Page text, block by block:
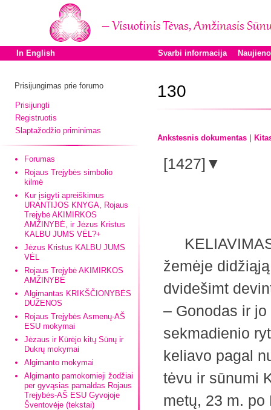
In English Svarbi informacija
Prisijungimas prie forumo
Prisijungti
Registruotis
Slaptažodžio priminimas
Forumas
Rojaus Trejybės simbolio
kilmė
Kur įsigyti apreiškimus
URANTIJOS KNYGA, Rojaus
Trejybė AKIMIRKOS
AMŽINYBĖ, ir Jėzus Kristus
KALBU JUMS VĖL?+
Jėzus Kristus KALBU JUMS
VĖL
Rojaus Trejybė AKIMIRKOS
AMŽINYBĖ
Algimantas KRIKŠČIONYBĖS
DUŽENOS
Rojaus Trejybės Asmenų-AŠ
ESU mokymai
Jėzaus ir Kūrėjo kitų Sūnų ir
Dukrų mokymai
Algimanto mokymai
Algimanto pamokomieji žodžiai
per gyvąsias pamaldas Rojaus
Trejybės-AŠ ESU Gyvojoje
Šventovėje (tekstai)
130
Ankstesnis dokumentas |
[1427]▼
KELIAVIMAS
žemėje
dvidešimt
– Gonodas ir
sekmadienio
keliavo pagal
tėvu ir sūnumi
metų, 23 m. po